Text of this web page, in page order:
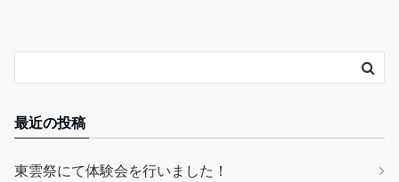
最近の投稿
東雲祭にて体験会を行いました！